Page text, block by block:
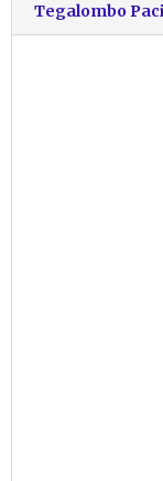
Tegalombo